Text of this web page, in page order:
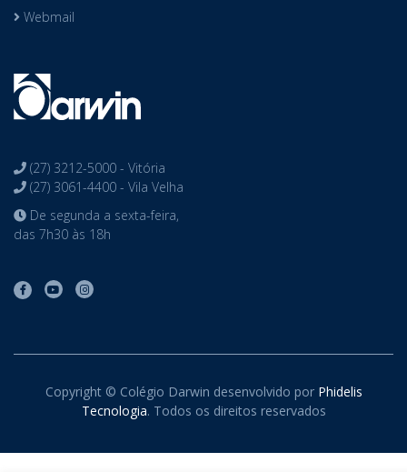
Webmail
(27) 3212-5000 - Vitória
(27) 3061-4400 - Vila Velha
De segunda a sexta-feira,
das 7h30 às 18h
Copyright © Colégio Darwin desenvolvido por Phidelis
Tecnologia. Todos os direitos reservados